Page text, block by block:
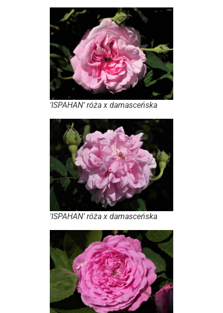
'ISPAHAN’ róża x damasceńska
'ISPAHAN’ róża x damasceńska